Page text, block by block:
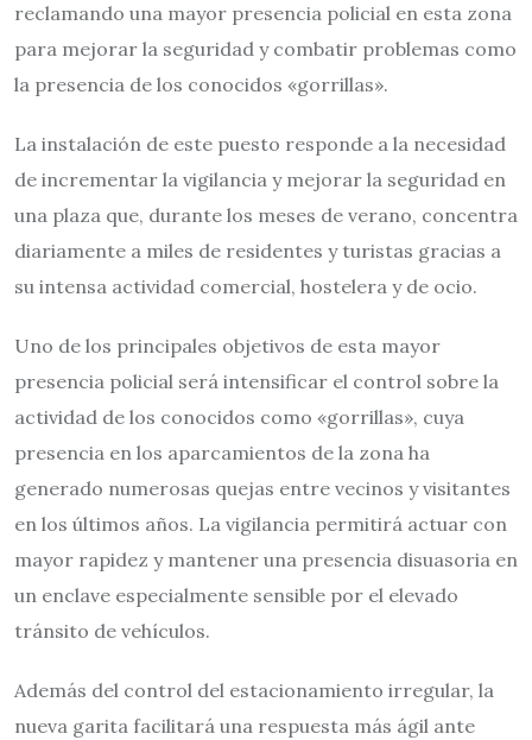
reclamando una mayor presencia policial en esta zona
para mejorar la seguridad y combatir problemas como
la presencia de los conocidos «gorrillas».
La instalación de este puesto responde a la necesidad
de incrementar la vigilancia y mejorar la seguridad en
una plaza que, durante los meses de verano, concentra
diariamente a miles de residentes y turistas gracias a
su intensa actividad comercial, hostelera y de ocio.
Uno de los principales objetivos de esta mayor
presencia policial será intensificar el control sobre la
actividad de los conocidos como «gorrillas», cuya
presencia en los aparcamientos de la zona ha
generado numerosas quejas entre vecinos y visitantes
en los últimos años. La vigilancia permitirá actuar con
mayor rapidez y mantener una presencia disuasoria en
un enclave especialmente sensible por el elevado
tránsito de vehículos.
Además del control del estacionamiento irregular, la
nueva garita facilitará una respuesta más ágil ante